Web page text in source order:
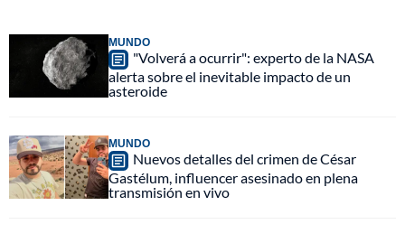
MUNDO
"Volverá a ocurrir": experto de la NASA
alerta sobre el inevitable impacto de un
asteroide
MUNDO
Nuevos detalles del crimen de César
Gastélum, influencer asesinado en plena
transmisión en vivo